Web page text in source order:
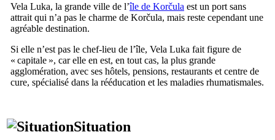
Vela Luka, la grande ville de l’île de Korčula est un port sans
attrait qui n’a pas le charme de Korčula, mais reste cependant une
agréable destination.
Si elle n’est pas le chef-lieu de l’île, Vela Luka fait figure de
« capitale », car elle en est, en tout cas, la plus grande
agglomération, avec ses hôtels, pensions, restaurants et centre de
cure, spécialisé dans la rééducation et les maladies rhumatismales.
Situation